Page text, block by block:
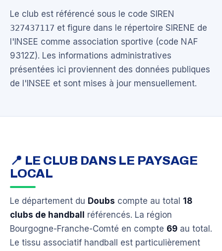
Le club est référencé sous le code SIREN
327437117 et figure dans le répertoire SIRENE de
l'INSEE comme association sportive (code NAF
9312Z). Les informations administratives
présentées ici proviennent des données publiques
de l'INSEE et sont mises à jour mensuellement.
📍 LE CLUB DANS LE PAYSAGE
LOCAL
Le département du Doubs compte au total 18
clubs de handball
référencés. La région
Bourgogne-Franche-Comté en compte 69 au total.
Le tissu associatif handball est particulièrement